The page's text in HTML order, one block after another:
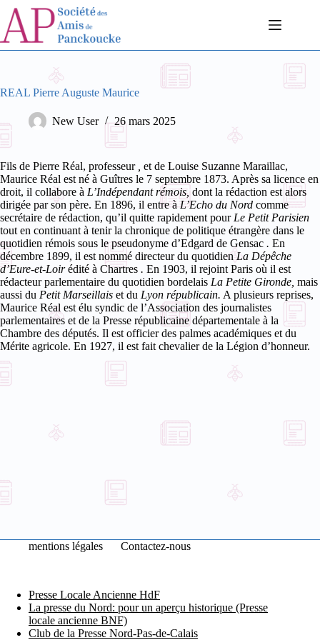
Passer
contenu
REAL Pierre Auguste Maurice
New User 26 mars 2025
Fils de Pierre Réal, professeur
et de Louise Suzanne Maraillac,
Maurice Réal est né à Guîtres le 7 septembre 1873. Après sa licence en
droit, il collabore à L’Indépendant rémois, dont la rédaction est alors
dirigée par son père. En 1896, il entre à L’Echo du Nord comme
secrétaire de rédaction, qu’il quitte rapidement pour Le Petit Parisien
tout en continuant à tenir la chronique de politique étrangère dans le
quotidien rémois sous le pseudonyme d’Edgard de Gensac . En
décembre 1899, il est nommé directeur du quotidien La Dépêche
d’Eure-et-Loir édité à Chartres . En 1903, il rejoint Paris où il est
rédacteur parlementaire du quotidien bordelais La Petite Gironde, mais
aussi du Petit Marseillais et du Lyon républicain. A plusieurs reprises,
Maurice Réal est élu syndic de l’Association des journalistes
parlementaires et de la Presse républicaine départementale à la
Chambre des députés. Il est officier des palmes académiques et du
Mérite agricole. En 1927, il est fait chevalier de la Légion d’honneur.
mentions légales Contactez-nous
Presse Locale Ancienne HdF
La presse du Nord: pour un aperçu historique (Presse
locale ancienne BNF)
Club de la Presse Nord-Pas-de-Calais